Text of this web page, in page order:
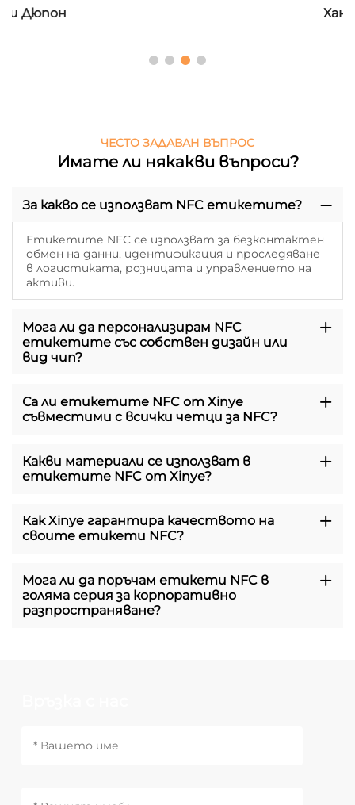
ЧЕСТО ЗАДАВАН ВЪПРОС
Имате ли някакви въпроси?
За какво се използват NFC етикетите?
Етикетите NFC се използват за безконтактен
обмен на данни, идентификация и проследяване
в логистиката, розницата и управлението на
активи.
Мога ли да персонализирам NFC
етикетите със собствен дизайн или
вид чип?
Са ли етикетите NFC от Xinye
съвместими с всички четци за NFC?
Какви материали се използват в
етикетите NFC от Xinye?
Как Xinye гарантира качеството на
своите етикети NFC?
Мога ли да поръчам етикети NFC в
голяма серия за корпоративно
разпространяване?